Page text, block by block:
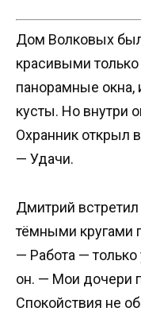
Дом Волковых был
красивыми
панорамные
кусты. Но внутри
Охранник открыл
— Удачи.
Дмитрий
тёмными кругами
— Работа —
он. — Мои дочери
Спокойствия не